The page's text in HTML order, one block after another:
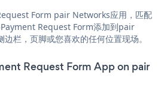
Form pair Networks应用，匹配
Request Form添加到pair
栏，页脚或您喜欢的任何位置现场。
Request Form App on pair